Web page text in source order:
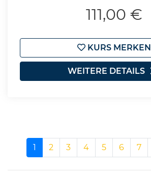
111,00 €
KURS MERKEN
WEITERE DETAILS
1 2 3 4 5 6 7